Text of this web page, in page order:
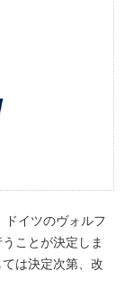
イツのヴォルフ
ことが決定しま
は決定次第、改